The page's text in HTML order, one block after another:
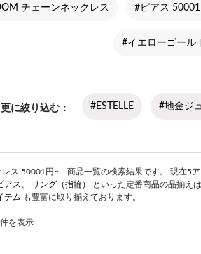
チェーンネックレス #ピアス
#イエローゴール
に絞り込む #ESTELLE #地金ジ
レス 50001円~ 商品一覧の検索結果です。 現在5
アス リング（指輪） といった定番商品の品揃え
テム も豊富に取り揃えております。
を表示